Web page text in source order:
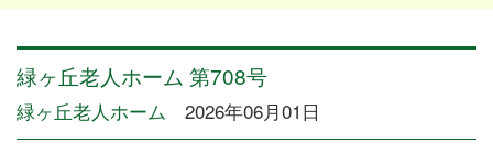
緑ヶ丘老人ホーム 第708号
緑ヶ丘老人ホーム 2026年06月01日